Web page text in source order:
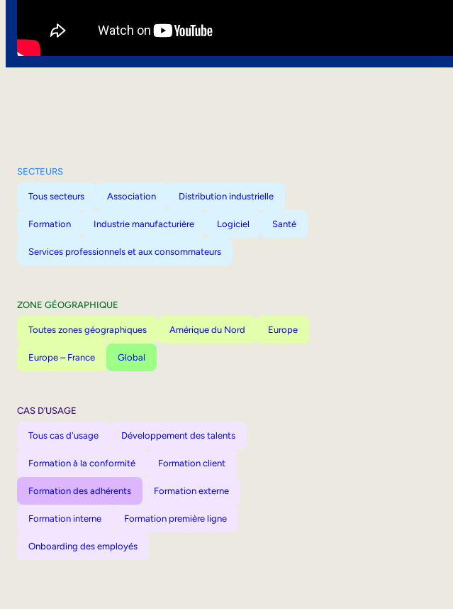
SECTEURS
Tous secteurs Association Distribution industrielle
Formation Industrie manufacturière Logiciel Santé
Services professionnels et aux consommateurs
ZONE GÉOGRAPHIQUE
Toutes zones géographiques Amérique du Nord Europe
Europe – France Global
CAS D’USAGE
Tous cas d'usage Développement des talents
Formation à la conformité Formation client
Formation des adhérents Formation externe
Formation interne Formation première ligne
Onboarding des employés